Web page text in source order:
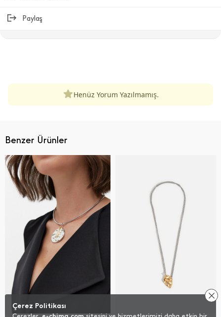
Paylaş
Henüz Yorum Yazılmamış.
Benzer Ürünler
Çerez Politikası